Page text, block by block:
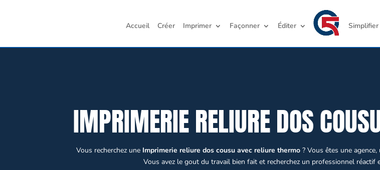
Accueil Créer Imprimer Façonner Éditer Simplifier
IMPRIMERIE RELIURE DOS
Vous recherchez une Imprimerie reliure dos cousu avec reliure thermo ? Vous êtes une
Vous avez le gout du travail bien fait et recherchez un professionnel